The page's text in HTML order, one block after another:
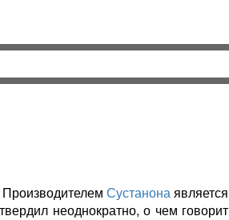
ПроизводителемСустанонаявляется
неоднократно, о чем говорит